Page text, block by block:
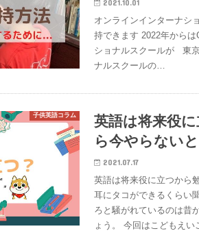
2021.10.01
オンラインインターナシ
持できます 2022年から
ショナルスクールが 東
ナルスクールの…
子供英語コラム
英語は将来役
ら今やらない
2021.07.17
英語は将来役に立つから
耳にタコができるくらい
ろと騒がれているのは昔
ょう。 今回はこどもえい